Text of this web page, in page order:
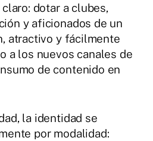
dotar a clubes,
y aficionados de un
atractivo y fácilmente
a los nuevos canales de
de contenido en
la identidad se
por modalidad: